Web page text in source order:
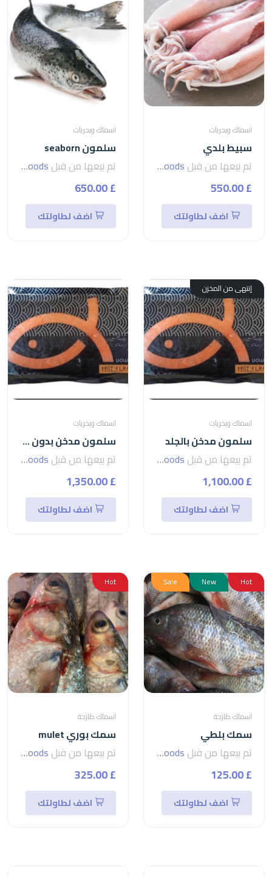
اسماك وبحريات
سبيط بلدي
تم بيعها من قبل seven foods
£ 550.00
اضف لطاولتك
اسماك وبحريات
سلمون seaborn
تم بيعها من قبل seven foods
£ 650.00
اضف لطاولتك
إنتهى من المخزن
اسماك وبحريات
سلمون مدخن بالجلد
تم بيعها من قبل seven foods
£ 1,100.00
اضف لطاولتك
اسماك وبحريات
سلمون مدخن بدون الجلد
تم بيعها من قبل seven foods
£ 1,350.00
اضف لطاولتك
Hot
New
Sale
اسماك طازجة
سمك بلطي
تم بيعها من قبل seven foods
£ 125.00
اضف لطاولتك
Hot
اسماك طازجة
سمك بوري mulet
تم بيعها من قبل seven foods
£ 325.00
اضف لطاولتك